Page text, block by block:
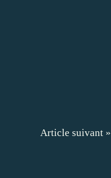
Article suivant »